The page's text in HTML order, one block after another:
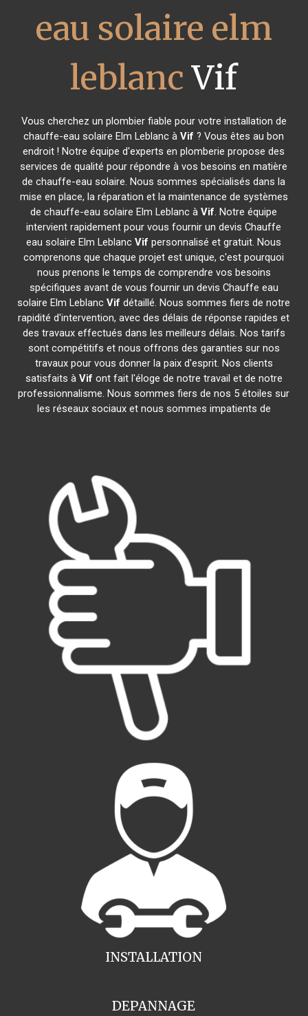
eau solaire elm
leblanc Vif
Vous cherchez un plombier fiable pour votre installation de
chauffe-eau solaire Elm Leblanc àVif ? Vous êtes au bon
endroit ! Notre équipe d'experts en plomberie propose des
services de qualité pour répondre à vos besoins en matière
de chauffe-eau solaire. Nous sommes spécialisés dans la
mise en place, la réparation et la maintenance de systèmes
de chauffe-eau solaire Elm Leblanc àVif. Notre équipe
intervient rapidement pour vous fournir un devis Chauffe
eau solaire Elm LeblancVif personnalisé et gratuit. Nous
comprenons que chaque projet est unique, c'est pourquoi
nous prenons le temps de comprendre vos besoins
spécifiques avant de vous fournir un devis Chauffe eau
solaire Elm LeblancVif détaillé. Nous sommes fiers de notre
rapidité d'intervention, avec des délais de réponse rapides et
des travaux effectués dans les meilleurs délais. Nos tarifs
sont compétitifs et nous offrons des garanties sur nos
travaux pour vous donner la paix d'esprit. Nos clients
satisfaits à Vif ont fait l'éloge de notre travail et de notre
professionnalisme. Nous sommes fiers de nos 5 étoiles sur
les réseaux sociaux et nous sommes impatients de
INSTALLATION
DEPANNAGE